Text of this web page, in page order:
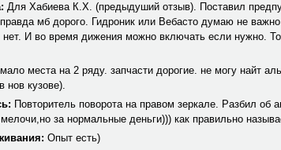
Для Хабиева К.Х. (предыдуший отзыв). Поставил
мб дорого. Гидроник или Вебасто думаю не
нет. И во время дижения можно включать если нужно.
места на 2 ряду. запчасти дорогие. не могу найт
нов кузове).
Повторитель поворота на правом зеркале. Разбил об
за нормальные деньги))) как правильно
Опыт есть)